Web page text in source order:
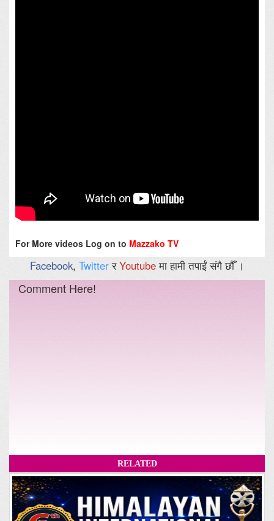
For More videos Log on to Mazzako TV
Facebook, TwitterरYoutubeमा हामी तपाईं संगै छौँ ।
Comment Here!
RELATED